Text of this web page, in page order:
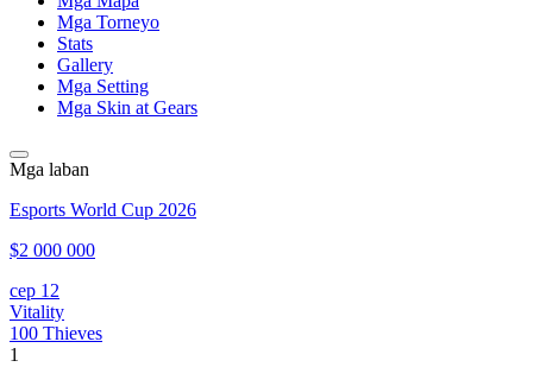
Mga Torneyo
Stats
Gallery
Mga Setting
Mga Skin at Gears
Mga laban
Esports World Cup 2026
$2 000 000
сер 12
Vitality
100 Thieves
1